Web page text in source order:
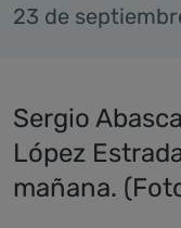
23 de
Sergio
López
mañana.